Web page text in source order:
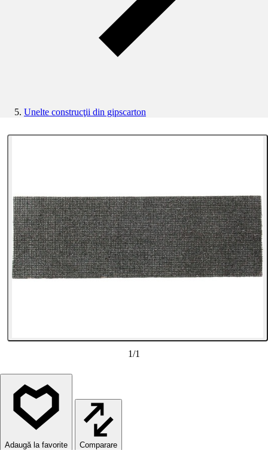
Unelte construcţii din gipscarton
1/1
Comparare